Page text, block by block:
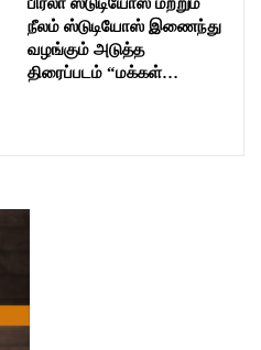
நீலம் ஸ்டுடியோஸ் இணைந்து
வழங்கும் அடுத்த
திரைப்படம் “மக்கள்…